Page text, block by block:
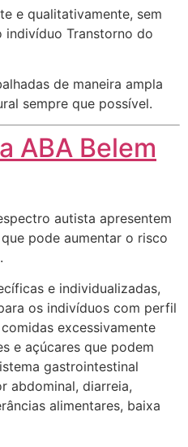
e qualitativamente, sem
indivíduo Transtorno do
de maneira ampla
sempre que possível.
ABA Belem
autista apresentem
pode aumentar o risco
e individualizadas,
os indivíduos com perfil
excessivamente
e açúcares que podem
gastrointestinal
abdominal, diarreia,
alimentares, baixa